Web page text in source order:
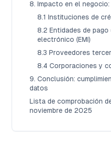
8. Impacto en el
8.1 Instituciones de
8.2 Entidades de pago
electrónico (EMI)
8.3 Proveedores
8.4 Corporaciones y
9. Conclusión:
datos
Lista de comprobación
noviembre de 2025